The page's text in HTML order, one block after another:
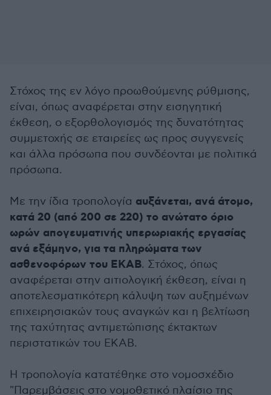
Στόχος της εν λόγο προωθούμενης ρύθμισης,
είναι, όπως αναφέρεται στην εισηγητική
έκθεση, ο εξορθολογισμός της δυνατότητας
συμμετοχής σε εταιρείες ως προς συγγενείς
και άλλα πρόσωπα που συνδέονται με πολιτικά
πρόσωπα.
Με την ίδια τροπολογία αυξάνεται, ανά άτομο,
κατά 20 (από 200 σε 220) το ανώτατο όριο
ωρών απογευματινής υπερωριακής εργασίας
ανά εξάμηνο, για τα πληρώματα των
ασθενοφόρων του ΕΚΑΒ. Στόχος, όπως
αναφέρεται στην αιτιολογική έκθεση, είναι η
αποτελεσματικότερη κάλυψη των αυξημένων
επιχειρησιακών τους αναγκών και η βελτίωση
της ταχύτητας αντιμετώπισης έκτακτων
περιστατικών του ΕΚΑΒ.
Η τροπολογία κατατέθηκε στο νομοσχέδιο
"Παρεμβάσεις στο νομοθετικό πλαίσιο της